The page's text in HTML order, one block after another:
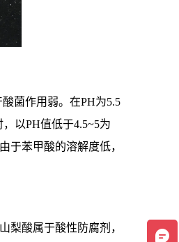
菌作用弱。在PH为5.5
以PH值低于4.5~5为
于苯甲酸的溶解度低，
梨酸属于酸性防腐剂，